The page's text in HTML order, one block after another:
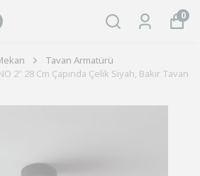
0
Tavan Armatürü
2" 28 Cm Çapında Çelik Siyah, Bakır Tavan